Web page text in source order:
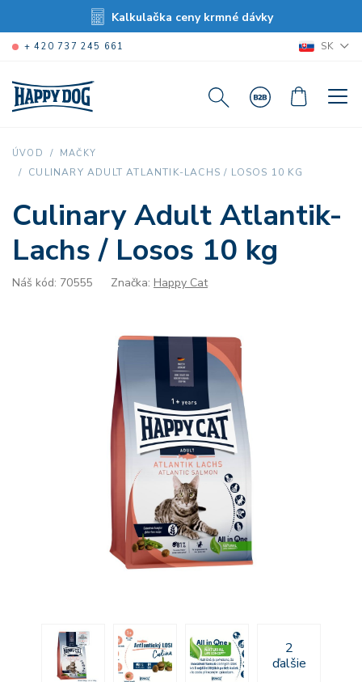
Kalkulačka ceny krmné dávky
+ 420 737 245 661 SK
ÚVOD MAČKY
CULINARY ADULT ATLANTIK-LACHS / LOSOS 10 KG
Culinary Adult Atlantik-
Lachs / Losos 10 kg
Náš kód: 70555 Značka: Happy Cat
2
ďalšie